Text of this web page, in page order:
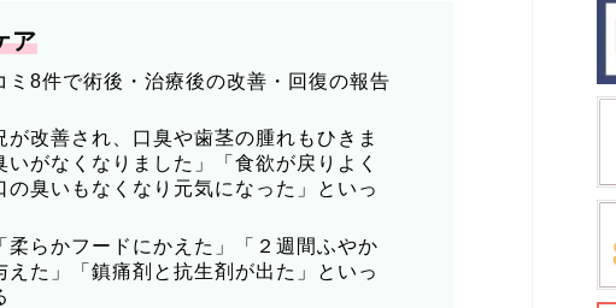
ア
ミ8件で術後・治療後の改善・回復の報告
が改善され、口臭や歯茎の腫れもひきま
いがなくなりました」「食欲が戻りよく
臭いもなくなり元気になった」といっ
柔らかフードにかえた」「２週間ふやか
えた」「鎮痛剤と抗生剤が出た」といっ